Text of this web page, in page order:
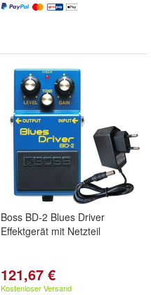
Boss BD-2 Blues Driver
Effektgerät mit Netzteil
121,67 €
Kostenloser Versand